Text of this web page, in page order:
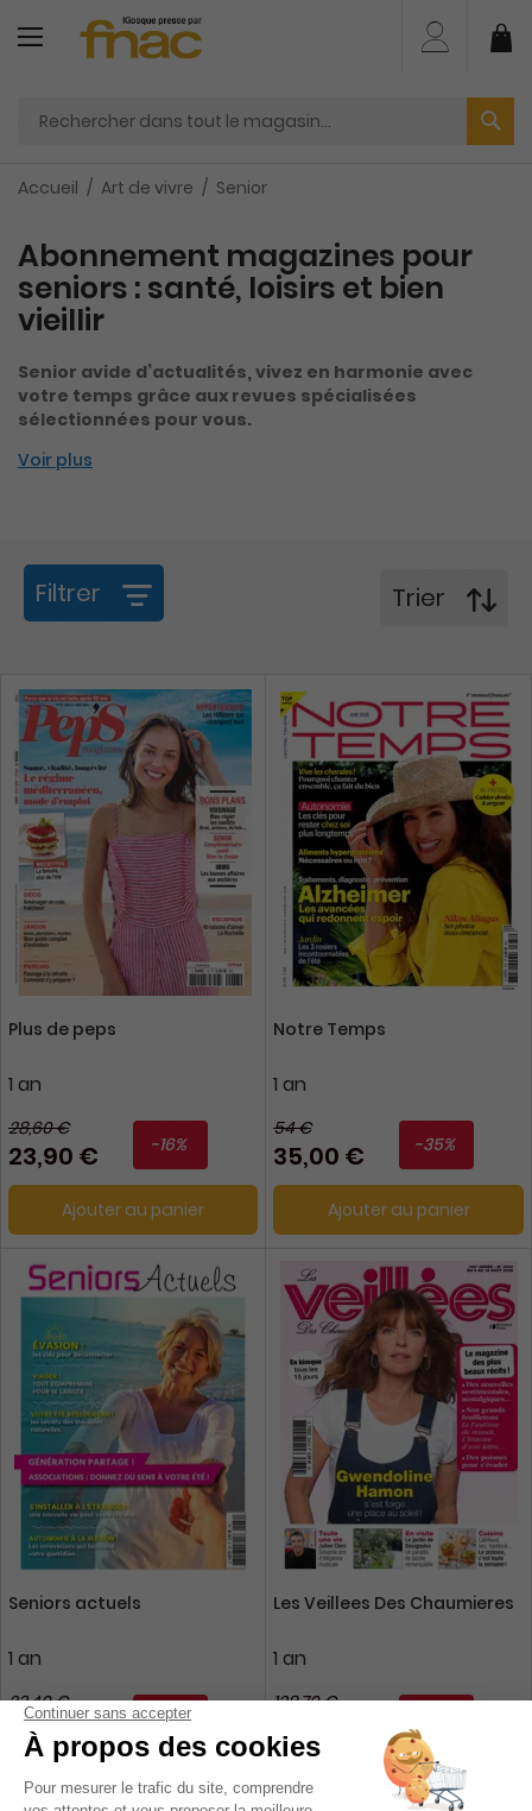
contenu
Accueil Art de vivre Senior
Abonnement magazines pour
seniors : santé, loisirs et bien
vieillir
Senior avide d’actualités, vivez en harmonie avec
votre temps grâce aux revues spécialisées
sélectionnées pour vous.
Voir plus
Filtrer Trier
Plus de peps
1 an
28,60 €
23,90 € -16%
Ajouter au panier
Notre Temps
1 an
54 €
35,00 € -35%
Ajouter au panier
Seniors actuels
1 an
23,40 €
17,55 € -25%
Ajouter au panier
Les Veillees Des Chaumieres
1 an
128,70 €
99,00 €
Ajouter au panier